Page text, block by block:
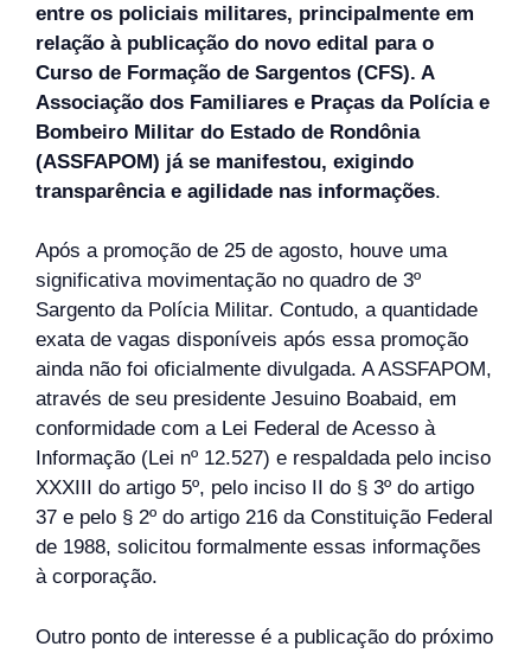
entre os policiais militares, principalmente em
relação à publicação do novo edital para o
Curso de Formação de Sargentos (CFS). A
Associação dos Familiares e Praças da Polícia e
Bombeiro Militar do Estado de Rondônia
(ASSFAPOM) já se manifestou, exigindo
transparência e agilidade nas informações.
Após a promoção de 25 de agosto, houve uma
significativa movimentação no quadro de 3º
Sargento da Polícia Militar. Contudo, a quantidade
exata de vagas disponíveis após essa promoção
ainda não foi oficialmente divulgada. A ASSFAPOM,
através de seu presidente Jesuino Boabaid, em
conformidade com a Lei Federal de Acesso à
Informação (Lei nº 12.527) e respaldada pelo inciso
XXXIII do artigo 5º, pelo inciso II do § 3º do artigo
37 e pelo § 2º do artigo 216 da Constituição Federal
de 1988, solicitou formalmente essas informações
à corporação.
Outro ponto de interesse é a publicação do próximo